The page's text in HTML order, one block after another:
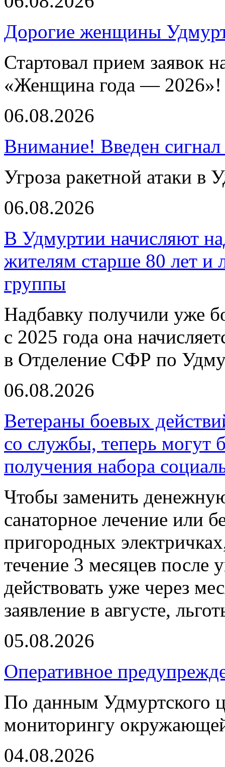
Дорогие женщины
Стартовал прием заявок
«Женщина года — 2026»!
06.08.2026
Внимание! Введен
Угроза ракетной атаки
06.08.2026
В Удмуртии начисляют
жителям старше 80 лет и
группы
Надбавку получили уже
с 2025 года она
в Отделение СФР по
06.08.2026
Ветераны боевых
со службы, теперь могут
получения набора
Чтобы заменить
санаторное лечение или
пригородных
течение 3 месяцев после
действовать уже через
заявление в августе,
05.08.2026
Оперативное
По данным Удмуртского
мониторингу
04.08.2026